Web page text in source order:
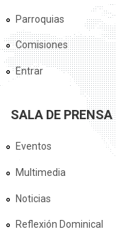
Parroquias
Comisiones
Entrar
SALA DE PRENSA
Eventos
Multimedia
Noticias
Reflexión Dominical